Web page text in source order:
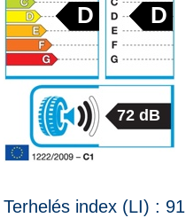
D D
72 dB
Terhelés index (LI) : 91